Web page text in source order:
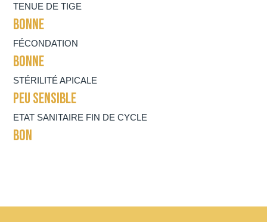
TENUE DE TIGE
BONNE
FÉCONDATION
BONNE
STÉRILITÉ APICALE
PEU SENSIBLE
ETAT SANITAIRE FIN DE CYCLE
BON